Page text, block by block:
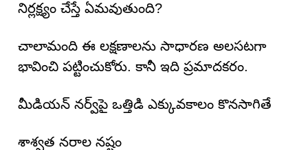
నిర్లక్ష్యం చేస్తే ఏమవుతుంది?
చాలామంది ఈ లక్షణాలను సాధారణ అలసటగా
భావించి పట్టించుకోరు. కానీ ఇది ప్రమాదకరం.
మీడియన్ నర్వ్‌పై ఒత్తిడి ఎక్కువకాలం కొనసాగితే
శాశ్వత నరాల నష్టం